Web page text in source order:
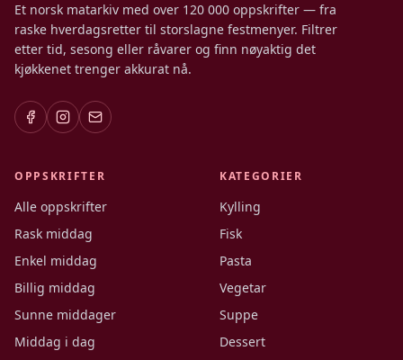
Et norsk matarkiv med over 120 000 oppskrifter — fra
raske hverdagsretter til storslagne festmenyer. Filtrer
etter tid, sesong eller råvarer og finn nøyaktig det
kjøkkenet trenger akkurat nå.
OPPSKRIFTER
Alle oppskrifter
Rask middag
Enkel middag
Billig middag
Sunne middager
Middag i dag
KATEGORIER
Kylling
Fisk
Pasta
Vegetar
Suppe
Dessert